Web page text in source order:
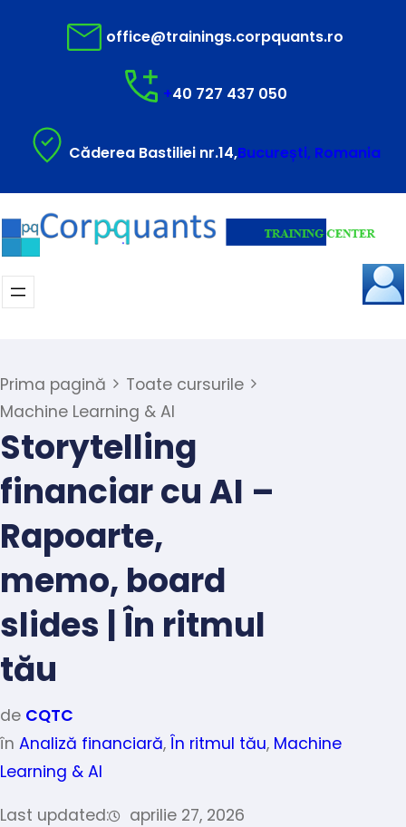
office@trainings.corpquants.ro
+40 727 437 050
Căderea Bastiliei nr.14,București, Romania
Prima pagină
Toate cursurile
Machine Learning & AI
Storytelling
financiar cu AI –
Rapoarte,
memo, board
slides | În ritmul
tău
de CQTC
în Analiză financiară, În ritmul tău, Machine
Learning & AI
Last updated:
aprilie 27, 2026